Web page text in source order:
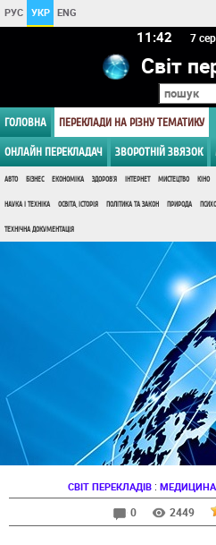
РУС УКР ENG
11 42 7
Світ
ГОЛОВНА ПЕРЕКЛАДИ НА РІЗНУ ТЕМАТИКУ
ОНЛАЙН ПЕРЕКЛАДАЧ ЗВОРОТНІЙ ЗВЯЗОК
АВТО БІЗНЕС ЕКОНОМІКА ЗДОРОВ'Я ІНТЕРНЕТ МИСТЕЦТВО КІНО
НАУКА І ТЕХНІКА ОСВІТА, ІСТОРІЯ ПОЛІТИКА ТА ЗАКОН ПРИРОДА
ТЕХНІЧНА ДОКУМЕНТАЦІЯ
СВІТ ПЕРЕКЛАДІВ : МЕДИЦИНА
0
2449